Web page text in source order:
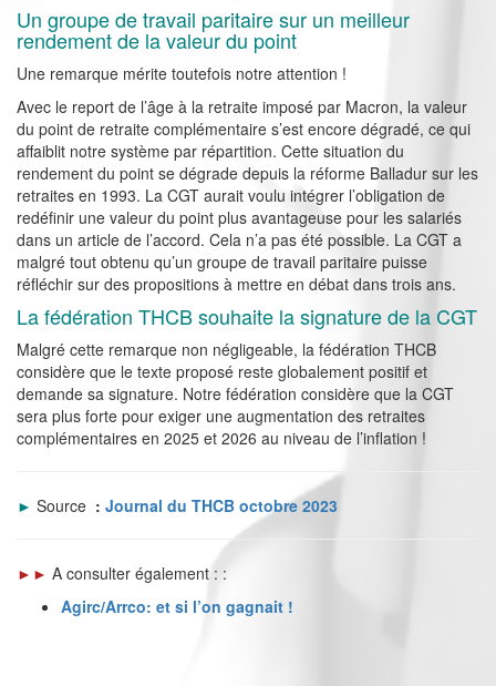
Un groupe de travail paritaire sur un meilleur
rendement de la valeur du point
Une remarque mérite toutefois notre attention !
Avec le report de l’âge à la retraite imposé par Macron, la valeur
du point de retraite complémentaire s’est encore dégradé, ce qui
affaiblit notre système par répartition. Cette situation du
rendement du point se dégrade depuis la réforme Balladur sur les
retraites en 1993. La CGT aurait voulu intégrer l’obligation de
redéfinir une valeur du point plus avantageuse pour les salariés
dans un article de l’accord. Cela n’a pas été possible. La CGT a
malgré tout obtenu qu’un groupe de travail paritaire puisse
réfléchir sur des propositions à mettre en débat dans trois ans.
La fédération THCB souhaite la signature de la CGT
Malgré cette remarque non négligeable, la fédération THCB
considère que le texte proposé reste globalement positif et
demande sa signature. Notre fédération considère que la CGT
sera plus forte pour exiger une augmentation des retraites
complémentaires en 2025 et 2026 au niveau de l’inflation !
► Source : Journal du THCB octobre 2023
►► A consulter également : :
Agirc/Arrco: et si l’on gagnait !